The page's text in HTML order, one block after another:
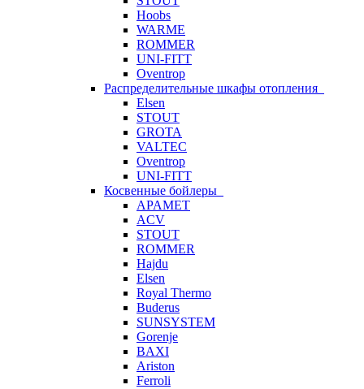
Hoobs
WARME
ROMMER
UNI-FITT
Oventrop
Распределительные шкафы отопления
Elsen
STOUT
GROTA
VALTEC
Oventrop
UNI-FITT
Косвенные бойлеры
APAMET
ACV
STOUT
ROMMER
Hajdu
Elsen
Royal Thermo
Buderus
SUNSYSTEM
Gorenje
BAXI
Ariston
Ferroli